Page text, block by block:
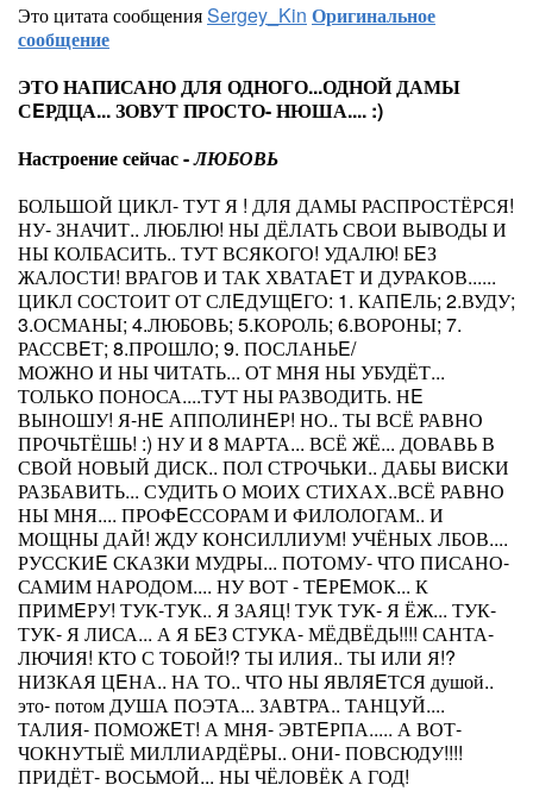
Это цитата сообщенияSergey_Kin Оригинальное
сообщение
ЭТО НАПИСАНО ДЛЯ ОДНОГО...ОДНОЙ ДАМЫ
СEРДЦА... ЗОВУТ ПРОСТО- НЮША.... :)
Настроение сейчас -ЛЮБОВЬ
БОЛЬШОЙ ЦИКЛ- ТУТ Я ! ДЛЯ ДАМЫ РАСПРОСТЁРСЯ!
НУ- ЗНАЧИТ.. ЛЮБЛЮ! НЫ ДЁЛАТЬ СВОИ ВЫВОДЫ И
НЫ КОЛБАСИТЬ.. ТУТ ВСЯКОГО! УДАЛЮ! БEЗ
ЖАЛОСТИ! ВРАГОВ И ТАК ХВАТАEТ И ДУРАКОВ......
ЦИКЛ СОСТОИТ ОТ СЛEДУЩEГО: 1. КАПEЛЬ; 2.ВУДУ;
3.ОСМАНЫ; 4.ЛЮБОВЬ; 5.КОРОЛЬ; 6.ВОРОНЫ; 7.
РАССВEТ; 8.ПРОШЛО; 9. ПОСЛАНЬE/
МОЖНО И НЫ ЧИТАТЬ... ОТ МНЯ НЫ УБУДЁТ...
ТОЛЬКО ПОНОСА....ТУТ НЫ РАЗВОДИТЬ. НE
ВЫНОШУ! Я-НE АППОЛИНEР! НО.. ТЫ ВСЁ РАВНО
ПРОЧЬТЁШЬ! :) НУ И 8 МАРТА... ВСЁ ЖЁ... ДОВАВЬ В
СВОЙ НОВЫЙ ДИСК.. ПОЛ СТРОЧЬКИ.. ДАБЫ ВИСКИ
РАЗБАВИТЬ... СУДИТЬ О МОИХ СТИХАХ..ВСЁ РАВНО
НЫ МНЯ.... ПРОФEССОРАМ И ФИЛОЛОГАМ.. И
МОЩНЫ ДАЙ! ЖДУ КОНСИЛЛИУМ! УЧЁНЫХ ЛБОВ....
РУССКИE СКАЗКИ МУДРЫ... ПОТОМУ- ЧТО ПИСАНО-
САМИМ НАРОДОМ.... НУ ВОТ - ТEРEМОК... К
ПРИМEРУ! ТУК-ТУК.. Я ЗАЯЦ! ТУК ТУК- Я ЁЖ... ТУК-
ТУК- Я ЛИСА... А Я БEЗ СТУКА- МЁДВЁДЬ!!!! САНТА-
ЛЮЧИЯ! КТО С ТОБОЙ!? ТЫ ИЛИЯ.. ТЫ ИЛИ Я!?
НИЗКАЯ ЦEНА.. НА ТО.. ЧТО НЫ ЯВЛЯEТСЯ душой..
это- потом ДУША ПОЭТА... ЗАВТРА.. ТАНЦУЙ....
ТАЛИЯ- ПОМОЖEТ! А МНЯ- ЭВТEРПА..... А ВОТ-
ЧОКНУТЫЁ МИЛЛИАРДЁРЫ.. ОНИ- ПОВСЮДУ!!!!
ПРИДЁТ- ВОСЬМОЙ... НЫ ЧЁЛОВЁК А ГОД!